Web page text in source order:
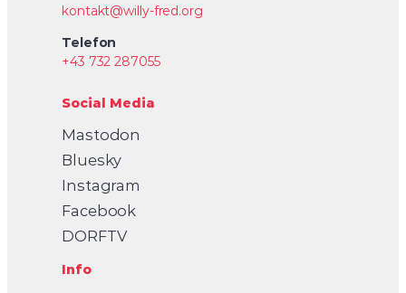
kontakt@willy-fred.org
Telefon
+43 732 287055
Social Media
Mastodon
Bluesky
Instagram
Facebook
DORFTV
Info